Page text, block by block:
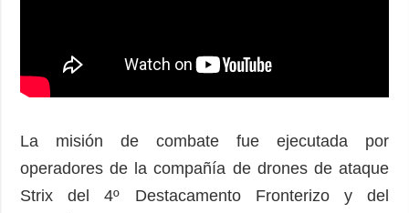
La misión de combate fue ejecutada por
operadores de la compañía de drones de ataque
Strix del 4º Destacamento Fronterizo y del